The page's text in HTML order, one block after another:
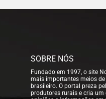
SOBRE NÓS
Fundado em 1997, o site
mais importantes meios
brasileiro. O portal preza
produtores rurais e cria